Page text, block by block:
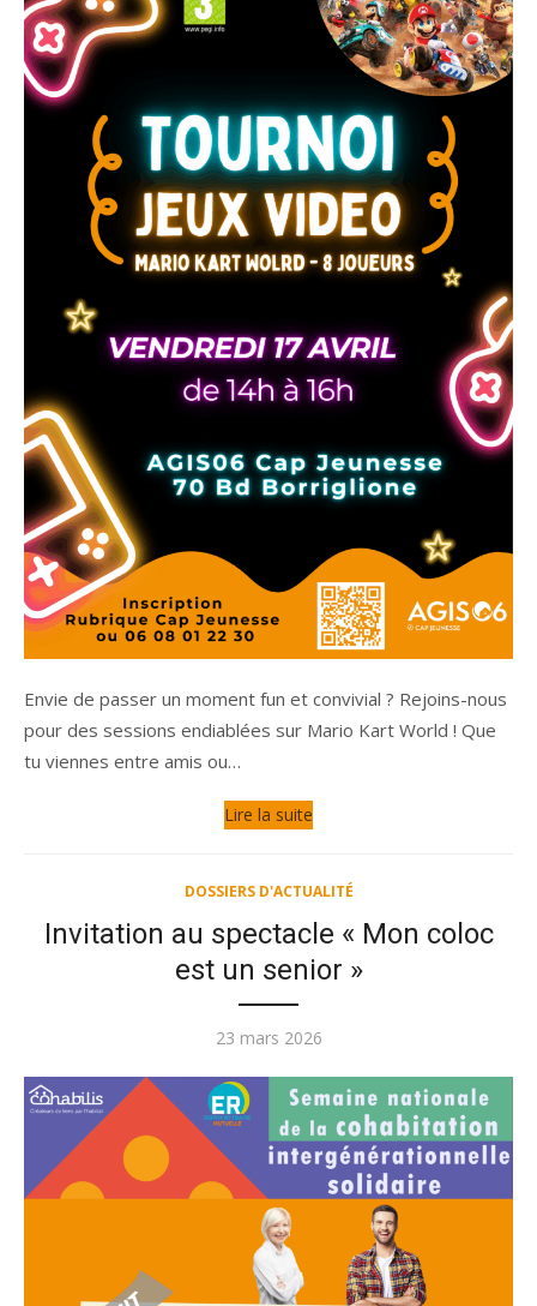
Envie de passer un moment fun et convivial ? Rejoins-nous
pour des sessions endiablées sur Mario Kart World ! Que
tu viennes entre amis ou…
Lire la suite
DOSSIERS D'ACTUALITÉ
Invitation au spectacle « Mon coloc
est un senior »
Publié
23 mars 2026